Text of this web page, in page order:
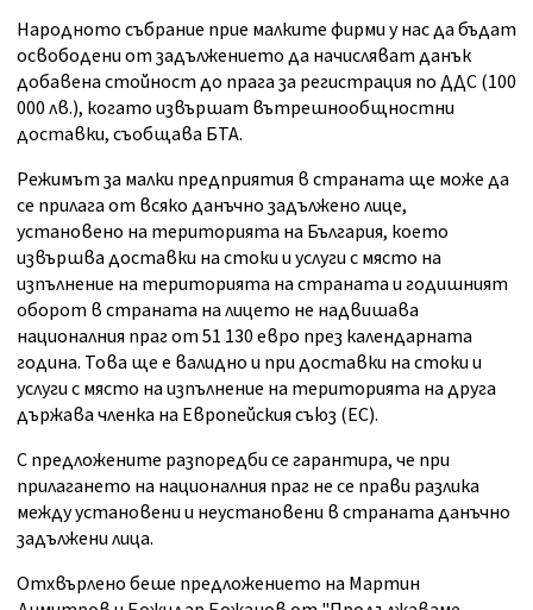
Народното събрание прие малките фирми у нас да бъдат
освободени от задължението да начисляват данък
добавена стойност до прага за регистрация по ДДС (100
000 лв.), когато извършат вътрешнообщностни
доставки, съобщава БТА.
Режимът за малки предприятия в страната ще може да
се прилага от всяко данъчно задължено лице,
установено на територията на България, което
извършва доставки на стоки и услуги с място на
изпълнение на територията на страната и годишният
оборот в страната на лицето не надвишава
националния праг от 51 130 евро през календарната
година. Това ще е валидно и при доставки на стоки и
услуги с място на изпълнение на територията на друга
държава членка на Европейския съюз (ЕС).
С предложените разпоредби се гарантира, че при
прилагането на националния праг не се прави разлика
между установени и неустановени в страната данъчно
задължени лица.
Отхвърлено беше предложението на Мартин